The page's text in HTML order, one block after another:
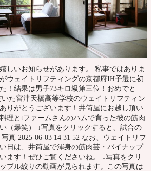
しいお知らせがあります。 私事ではありま
ウェイトリフティングの京都府IH予選に初
！結果は男子73キロ級第三位！おめでと
た宮津天橋高等学校のウェイトリフティン
りがとうございます！井筒屋にお越し頂い
理とtファームさんのハムで育った彼の筋肉
（爆笑） ↓写真をクリックすると、試合の
真 2025-06-03 14 31 52 なお、ウェイトリフ
日は、井筒屋で渾身の筋肉芸・パイナップ
ます！ぜひご覧くださいね。 ↓写真をクリ
プル絞りの動画が見られます。この写真は